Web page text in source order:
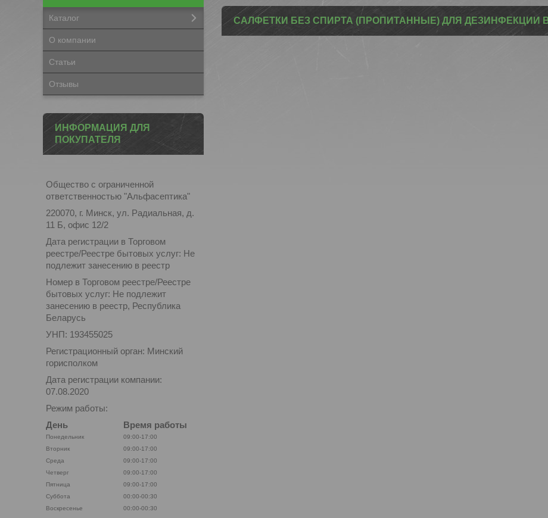
САЛФЕТКИ БЕЗ СПИРТА (ПРОПИТАННЫЕ) ДЛЯ ДЕЗИНФЕКЦИИ
Каталог
О компании
Статьи
Отзывы
ИНФОРМАЦИЯ ДЛЯ
ПОКУПАТЕЛЯ
Общество с ограниченной
ответственностью "Альфасептика"
220070, г. Минск, ул. Радиальная, д.
11 Б, офис 12/2
Дата регистрации в Торговом
реестре/Реестре бытовых услуг: Не
подлежит занесению в реестр
Номер в Торговом реестре/Реестре
бытовых услуг: Не подлежит
занесению в реестр, Республика
Беларусь
УНП: 193455025
Регистрационный орган: Минский
горисполком
Дата регистрации компании:
07.08.2020
Режим работы:
День
Время работы
Понедельник
09:00-17:00
Вторник
09:00-17:00
Среда
09:00-17:00
Четверг
09:00-17:00
Пятница
09:00-17:00
Суббота
00:00-00:30
Воскресенье
00:00-00:30